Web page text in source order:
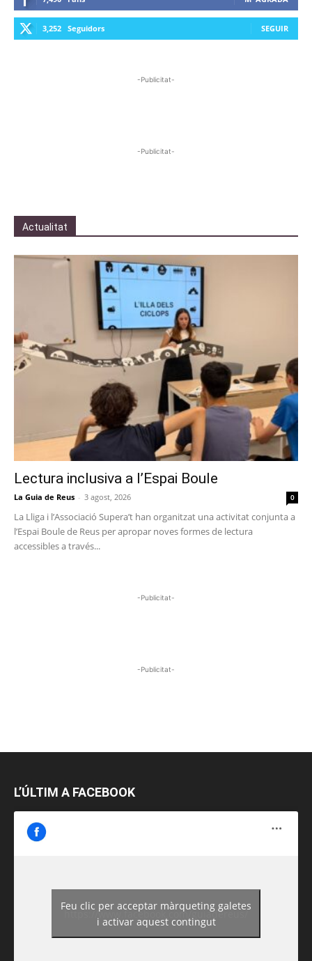
3,252 Seguidors SEGUIR
-Publicitat-
-Publicitat-
Actualitat
Lectura inclusiva a l’Espai Boule
La Guia de Reus - 3 agost, 2026 0
La Lliga i l’Associació Supera’t han organitzat una activitat conjunta a
l’Espai Boule de Reus per apropar noves formes de lectura
accessibles a través...
-Publicitat-
-Publicitat-
L’ÚLTIM A FACEBOOK
https://www.facebook.com/guiadereus/
Feu clic per acceptar màrqueting galetes
i activar aquest contingut